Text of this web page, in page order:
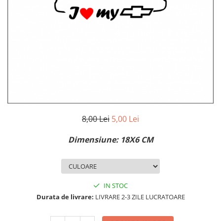
VOLVO
STICKERE PARBRIZ
STICKERE STALPI SI GEAM MIC
8,00 Lei 5,00 Lei
Dimensiune: 18X6 CM
IN STOC
Durata de livrare: LIVRARE 2-3 ZILE LUCRATOARE